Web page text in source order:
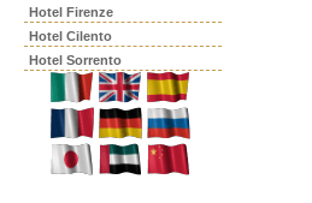
Hotel Firenze
Hotel Cilento
Hotel Sorrento